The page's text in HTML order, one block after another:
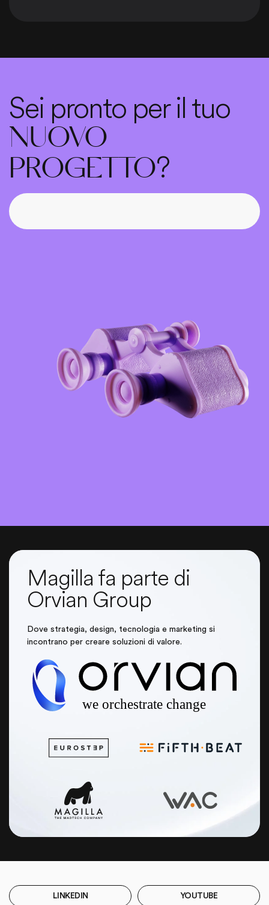
Sei pronto per il tuo
NUOVO
PROGETTO?
Magilla fa parte di
Orvian Group
Dove strategia, design, tecnologia e marketing si
incontrano per creare soluzioni di valore.
LINKEDIN YOUTUBE